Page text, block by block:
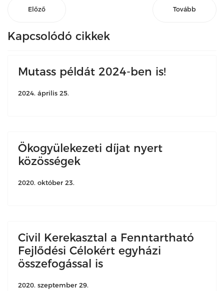
Előző Tovább
Kapcsolódó cikkek
Mutass példát 2024-ben is!
2024. április 25.
Ökogyülekezeti díjat nyert
közösségek
2020. október 23.
Civil Kerekasztal a Fenntartható
Fejlődési Célokért egyházi
összefogással is
2020. szeptember 29.